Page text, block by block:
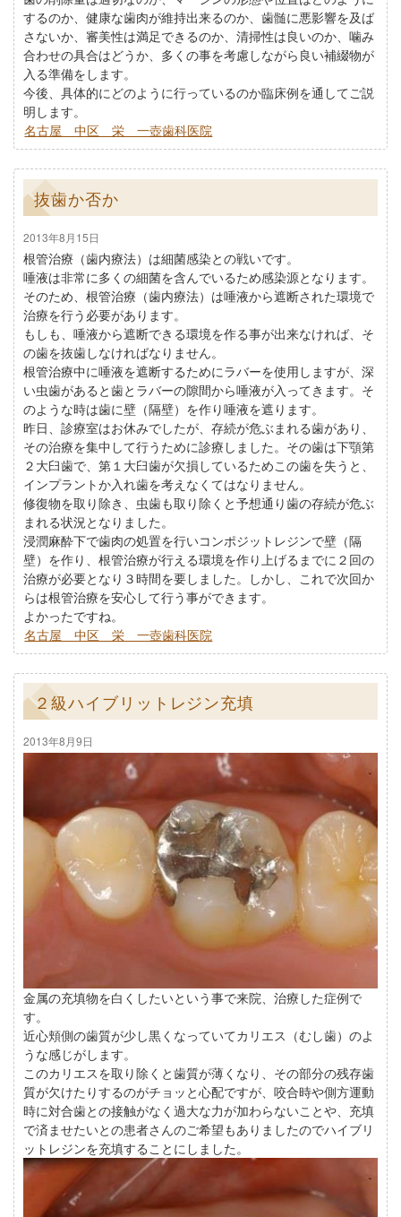
するのか、健康な歯肉が維持出来るのか、歯髄に悪影響を及ば
さないか、審美性は満足できるのか、清掃性は良いのか、噛み
合わせの具合はどうか、多くの事を考慮しながら良い補綴物が
入る準備をします。
今後、具体的にどのように行っているのか臨床例を通してご説
明します。
名古屋 中区 栄 一壺歯科医院
抜歯か否か
2013年8月15日
根管治療（歯内療法）は細菌感染との戦いです。
唾液は非常に多くの細菌を含んでいるため感染源となります。
そのため、根管治療（歯内療法）は唾液から遮断された環境で
治療を行う必要があります。
もしも、唾液から遮断できる環境を作る事が出来なければ、そ
の歯を抜歯しなければなりません。
根管治療中に唾液を遮断するためにラバーを使用しますが、深
い虫歯があると歯とラバーの隙間から唾液が入ってきます。そ
のような時は歯に壁（隔壁）を作り唾液を遮ります。
昨日、診療室はお休みでしたが、存続が危ぶまれる歯があり、
その治療を集中して行うために診療しました。その歯は下顎第
２大臼歯で、第１大臼歯が欠損しているためこの歯を失うと、
インプラントか入れ歯を考えなくてはなりません。
修復物を取り除き、虫歯も取り除くと予想通り歯の存続が危ぶ
まれる状況となりました。
浸潤麻酔下で歯肉の処置を行いコンポジットレジンで壁（隔
壁）を作り、根管治療が行える環境を作り上げるまでに２回の
治療が必要となり３時間を要しました。しかし、これで次回か
らは根管治療を安心して行う事ができます。
よかったですね。
名古屋 中区 栄 一壺歯科医院
２級ハイブリットレジン充填
2013年8月9日
金属の充填物を白くしたいという事で来院、治療した症例で
す。
近心頬側の歯質が少し黒くなっていてカリエス（むし歯）のよ
うな感じがします。
このカリエスを取り除くと歯質が薄くなり、その部分の残存歯
質が欠けたりするのがチョッと心配ですが、咬合時や側方運動
時に対合歯との接触がなく過大な力が加わらないことや、充填
で済ませたいとの患者さんのご希望もありましたのでハイブリ
ットレジンを充填することにしました。